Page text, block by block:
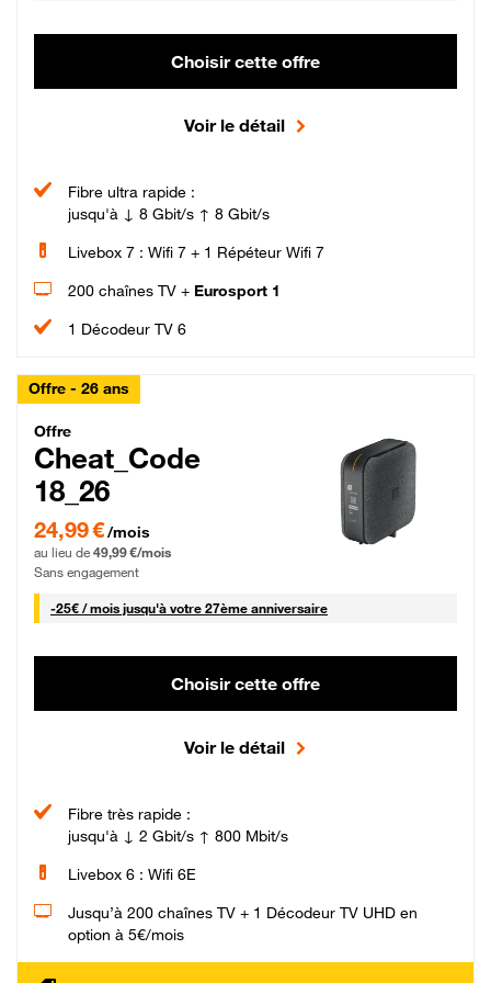
Choisir cette offre
Voir le détail
Fibre ultra rapide :
jusqu'à ↓ 8 Gbit/s ↑ 8 Gbit/s
Livebox 7 : Wifi 7 + 1 Répéteur Wifi 7
200 chaînes TV + Eurosport 1
1 Décodeur TV 6
Offre - 26 ans
Cheat_Code Fibre_18_26
Offre
Cheat_Code
18_26
24,99 € par mois pendant 0 mois puis 49,99 € par mois, Sans engagement
24,99 €/mois
au lieu de 49,99 €/mois
Sans engagement
-25€ / mois25 € par mois
jusqu'à votre 27ème anniversaire
Choisir cette offre
Voir le détail
Fibre très rapide :
jusqu'à ↓ 2 Gbit/s ↑ 800 Mbit/s
Livebox 6 : Wifi 6E
Jusqu’à 200 chaînes TV + 1 Décodeur TV UHD en
option à 5€/mois